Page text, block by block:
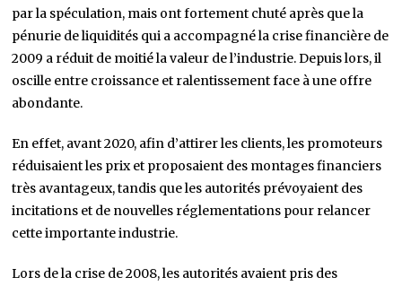
par la spéculation, mais ont fortement chuté après que la
pénurie de liquidités qui a accompagné la crise financière de
2009 a réduit de moitié la valeur de l’industrie. Depuis lors, il
oscille entre croissance et ralentissement face à une offre
abondante.
En effet, avant 2020, afin d’attirer les clients, les promoteurs
réduisaient les prix et proposaient des montages financiers
très avantageux, tandis que les autorités prévoyaient des
incitations et de nouvelles réglementations pour relancer
cette importante industrie.
Lors de la crise de 2008, les autorités avaient pris des